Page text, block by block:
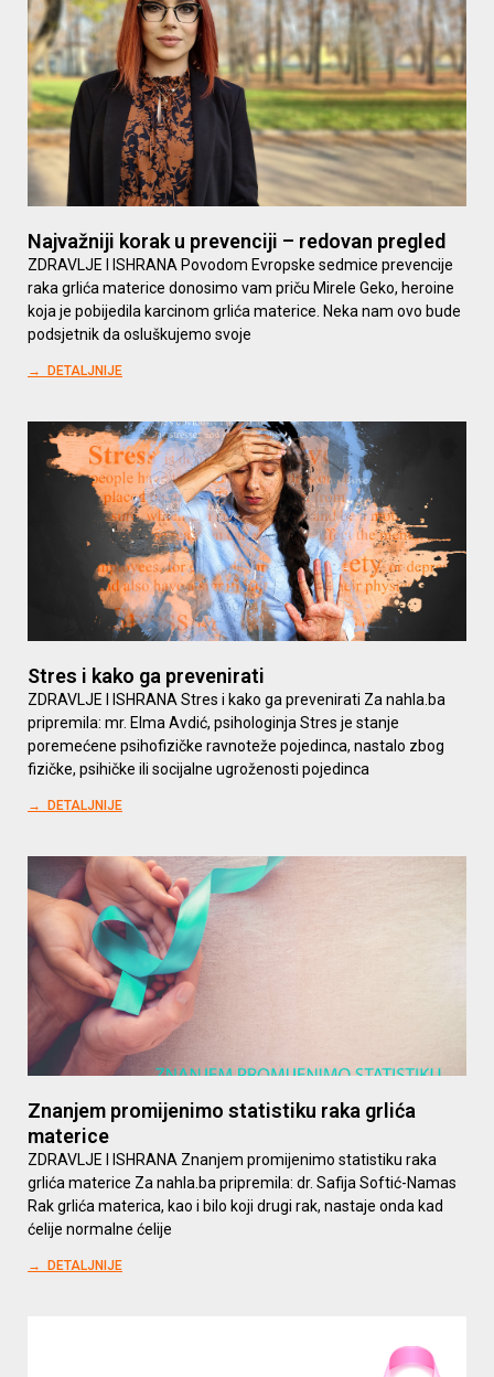
Najvažniji korak u prevenciji – redovan pregled
ZDRAVLJE I ISHRANA Povodom Evropske sedmice prevencije
raka grlića materice donosimo vam priču Mirele Geko, heroine
koja je pobijedila karcinom grlića materice. Neka nam ovo bude
podsjetnik da osluškujemo svoje
→ DETALJNIJE
Stres i kako ga prevenirati
ZDRAVLJE I ISHRANA Stres i kako ga prevenirati Za nahla.ba
pripremila: mr. Elma Avdić, psihologinja Stres je stanje
poremećene psihofizičke ravnoteže pojedinca, nastalo zbog
fizičke, psihičke ili socijalne ugroženosti pojedinca
→ DETALJNIJE
Znanjem promijenimo statistiku raka grlića
materice
ZDRAVLJE I ISHRANA Znanjem promijenimo statistiku raka
grlića materice Za nahla.ba pripremila: dr. Safija Softić-Namas
Rak grlića materica, kao i bilo koji drugi rak, nastaje onda kad
ćelije normalne ćelije
→ DETALJNIJE